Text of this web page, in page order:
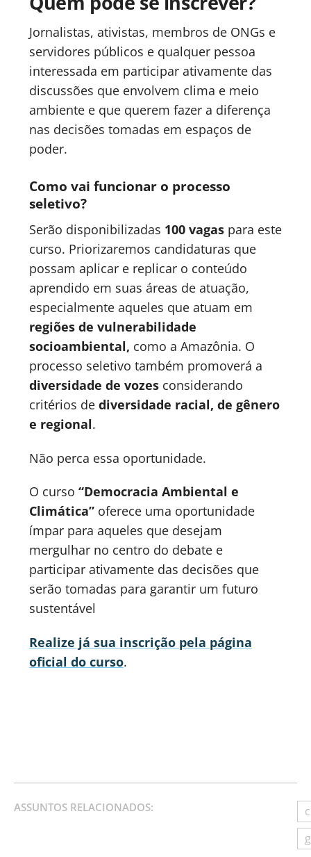
Jornalistas, ativistas, membros de ONGs e
servidores públicos e qualquer pessoa
interessada em participar ativamente das
discussões que envolvem clima e meio
ambiente e que querem fazer a diferença
nas decisões tomadas em espaços de
poder.
Como vai funcionar o processo
seletivo?
Serão disponibilizadas 100 vagas para este
curso. Priorizaremos candidaturas que
possam aplicar e replicar o conteúdo
aprendido em suas áreas de atuação,
especialmente aqueles que atuam em
regiões de vulnerabilidade
socioambiental, como a Amazônia. O
processo seletivo também promoverá a
diversidade de vozes considerando
critérios de diversidade racial, de gênero
e regional.
Não perca essa oportunidade.
O curso “Democracia Ambiental e
Climática” oferece uma oportunidade
ímpar para aqueles que desejam
mergulhar no centro do debate e
participar ativamente das decisões que
serão tomadas para garantir um futuro
sustentável
Realize já sua inscrição pela página
oficial do curso.
ASSUNTOS RELACIONADOS: